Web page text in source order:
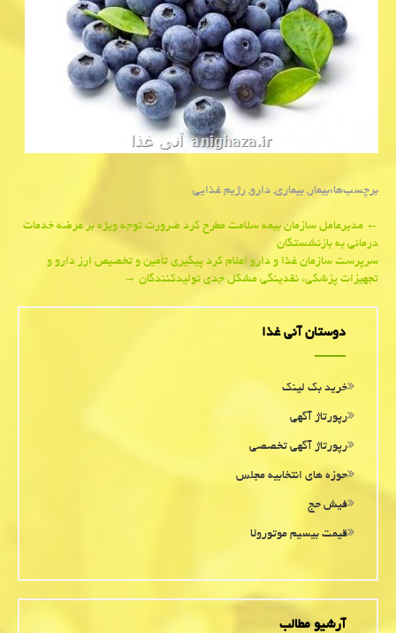
برچسب‌ها:بیمار,بیماری,دارو,رژیم غذایی
Post
navigation
←مدیرعامل سازمان بیمه سلامت مطرح كرد ضرورت توجه ویژه بر عرضه خدمات
درمانی به بازنشستگان
سرپرست سازمان غذا و دارو اعلام كرد پیگیری تأمین و تخصیص ارز دارو و
تجهیزات پزشكی، نقدینگی مشكل جدی تولیدكنندگان→
دوستان آنی غذا
خرید بک لینک
رپورتاژ آگهی
رپورتاژ آگهی تخصصی
حوزه های انتخابیه مجلس
فیش حج
قیمت بیسیم موتورولا
آرشیو مطالب